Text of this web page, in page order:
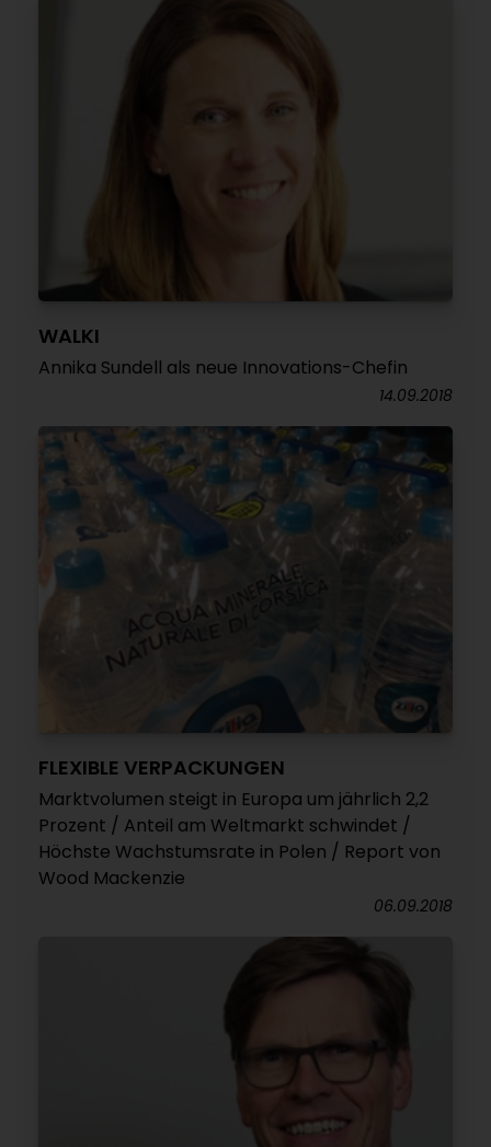
WALKI
Annika Sundell als neue Innovations-Chefin
14.09.2018
FLEXIBLE VERPACKUNGEN
Marktvolumen steigt in Europa um jährlich 2,2
Prozent / Anteil am Weltmarkt schwindet /
Höchste Wachstumsrate in Polen / Report von
Wood Mackenzie
06.09.2018